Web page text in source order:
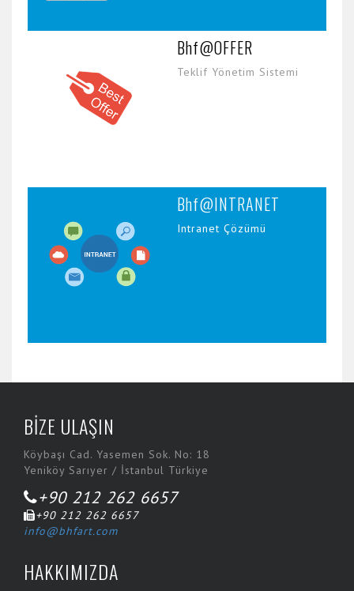
Bhf@OFFER
Teklif Yönetim Sistemi
Bhf@INTRANET
Intranet Çözümü
online
BİZE ULAŞIN
Köybaşı Cad. Yasemen Sok. No: 18
Yeniköy Sarıyer / İstanbul Türkiye
+90 212 262 6657
+90 212 262 6657
info@bhfart.com
HAKKIMIZDA